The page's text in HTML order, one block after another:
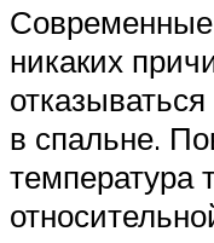
никаких
в спальне.
температура